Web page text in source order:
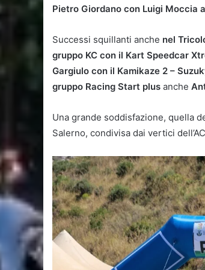
Pietro Giordano con Luigi Moccia
Successi squillanti anche nel
gruppo KC con il Kart Speedcar
Gargiulo con il Kamikaze 2 –
gruppo Racing Start plus anche
Una grande soddisfazione, quella
Salerno, condivisa dai vertici